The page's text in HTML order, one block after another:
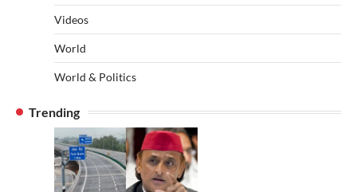
Videos
World
World & Politics
Trending